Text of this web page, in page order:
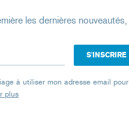
les dernières nouveautés,
à utiliser mon adresse email pour
plus